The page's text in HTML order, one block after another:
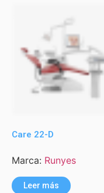
Care 22-D
Marca: Runyes
Leer más